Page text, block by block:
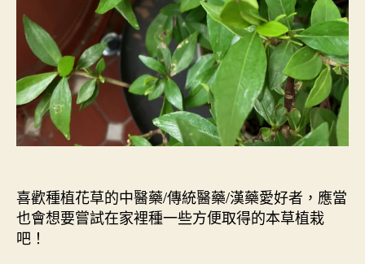
喜歡種植花草的中醫藥/傳統醫藥/漢藥愛好者，應當
也會想要嘗試在家裡種一些方便取得的本草植栽
吧！